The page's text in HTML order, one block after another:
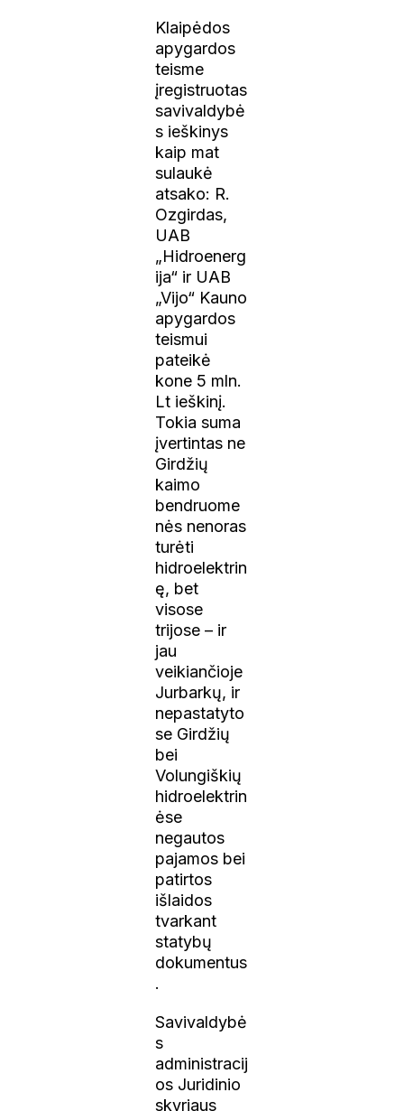
Klaipėdos
apygardos
teisme
įregistruotas
savivaldybė
s ieškinys
kaip mat
sulaukė
atsako: R.
Ozgirdas,
UAB
„Hidroenerg
ija“ ir UAB
„Vijo“ Kauno
apygardos
teismui
pateikė
kone 5 mln.
Lt ieškinį.
Tokia suma
įvertintas ne
Girdžių
kaimo
bendruome
nės nenoras
turėti
hidroelektrin
ę, bet
visose
trijose – ir
jau
veikiančioje
Jurbarkų, ir
nepastatyto
se Girdžių
bei
Volungiškių
hidroelektrin
ėse
negautos
pajamos bei
patirtos
išlaidos
tvarkant
statybų
dokumentus
.
Savivaldybė
s
administracij
os Juridinio
skyriaus